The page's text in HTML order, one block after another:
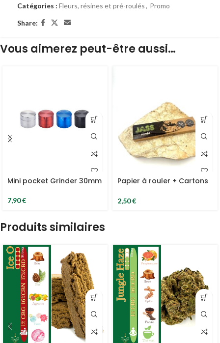
Catégories : Fleurs, résines et pré-roulés, Promo
Share:
Vous aimerez peut-être aussi…
Mini pocket Grinder 30mm
7,90€
Papier à rouler + Cartons
Edition
2,50€
Produits similaires